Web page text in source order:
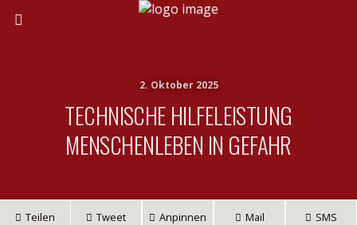
2. Oktober 2025
TECHNISCHE HILFELEISTUNG
MENSCHENLEBEN IN GEFAHR
Teilen Tweet Anpinnen Mail SMS